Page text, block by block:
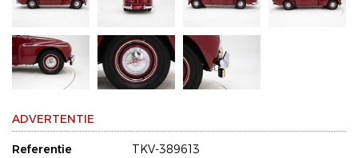
ADVERTENTIE
Referentie
TKV-389613